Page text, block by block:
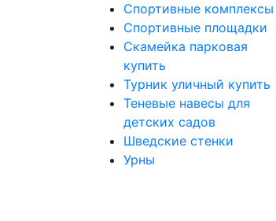
Спортивные комплексы
Спортивные площадки
Скамейка парковая
купить
Турник уличный купить
Теневые навесы для
детских садов
Шведские стенки
Урны